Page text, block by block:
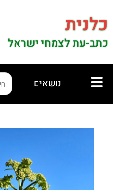
כלנית
כתב-עת לצמחי ישראל
נושאים